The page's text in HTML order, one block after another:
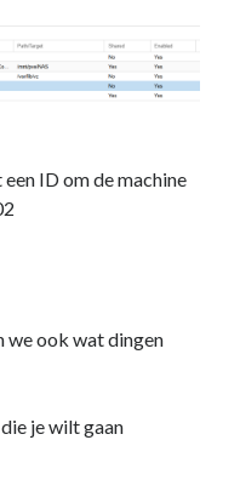
ID om de machine
we ook wat dingen
je wilt gaan